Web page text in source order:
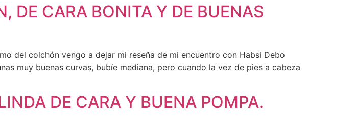
DE CARA BONITA Y DE BUENAS
del colchón vengo a dejar mi reseña de mi encuentro con Habsi Debo
muy buenas curvas, bubíe mediana, pero cuando la vez de pies a cabeza
DE CARA Y BUENA POMPA.